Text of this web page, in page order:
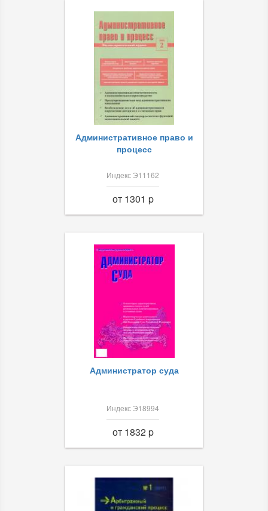
Административное право и
процесс
Индекс Э11162
от 1301 p
Администратор суда
Индекс Э18994
от 1832 p